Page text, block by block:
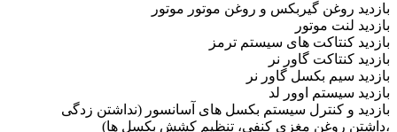
بازدید روغن گیربکس و روغن موتور موتور
بازدید لنت موتور
بازدید کنتاکت های سیستم ترمز
بازدید کنتاکت گاور نر
بازدید سیم بکسل گاور نر
بازدید سیستم اوور لد
بازدید و کنترل سیستم بکسل های آسانسور (نداشتن زدگی
،داشتن روغن مغزی کنفی، تنظیم کشش بکسل ها)